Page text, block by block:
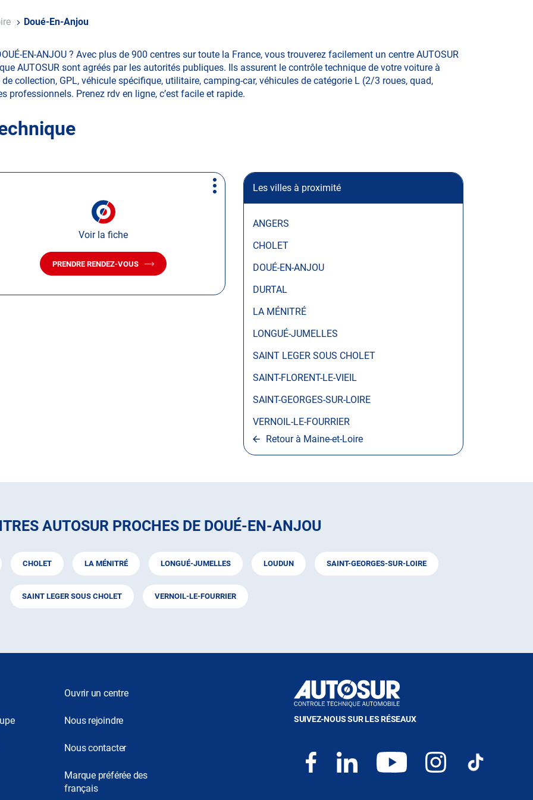
Doué-En-Anjou
EN-ANJOU ? Avec plus de 900 centres sur toute la France, vous trouverez facilement un centre AUTOSUR
AUTOSUR sont agréés par les autorités publiques. Ils assurent le contrôle technique de votre voiture à
de collection, GPL, véhicule spécifique, utilitaire, camping-car, véhicules de catégorie L (2/3 roues, quad,
professionnels. Prenez rdv en ligne, c’est facile et rapide.
Les villes à proximité
ANGERS
CHOLET
DOUÉ-EN-ANJOU
DURTAL
LA MÉNITRÉ
LONGUÉ-JUMELLES
SAINT LEGER SOUS CHOLET
SAINT-FLORENT-LE-VIEIL
SAINT-GEORGES-SUR-LOIRE
VERNOIL-LE-FOURRIER
Retour à Maine-et-Loire
Voir la fiche
PRENDRE RENDEZ-VOUS
AVEC
Plus
d'options
AUTOSUR PROCHES DE DOUÉ-EN-ANJOU
CHOLET LA MÉNITRÉ LONGUÉ-JUMELLES LOUDUN SAINT-GEORGES-SUR-LOIRE
SAINT LEGER SOUS CHOLET VERNOIL-LE-FOURRIER
Ouvrir un centre
Nous rejoindre
Nous contacter
Marque préférée des
français
SUIVEZ-NOUS SUR LES RÉSEAUX